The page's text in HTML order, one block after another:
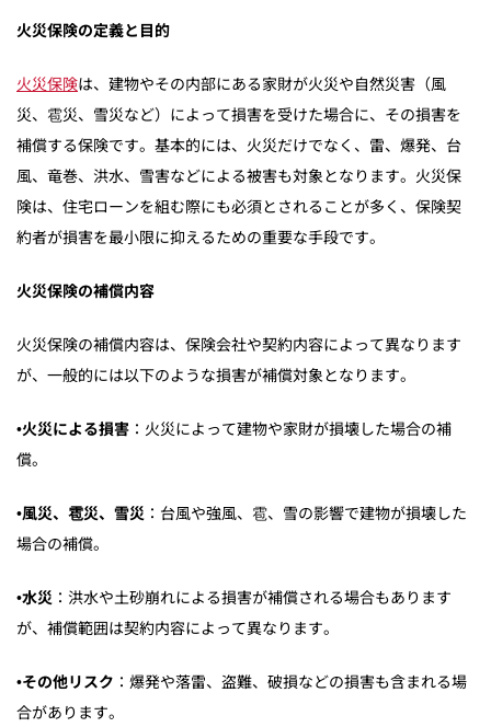
火災保険の定義と目的
火災保険は、建物やその内部にある家財が火災や自然災害（風
災、雹災、雪災など）によって損害を受けた場合に、その損害を
補償する保険です。基本的には、火災だけでなく、雷、爆発、台
風、竜巻、洪水、雪害などによる被害も対象となります。火災保
険は、住宅ローンを組む際にも必須とされることが多く、保険契
約者が損害を最小限に抑えるための重要な手段です。
火災保険の補償内容
火災保険の補償内容は、保険会社や契約内容によって異なります
が、一般的には以下のような損害が補償対象となります。
•火災による損害 ：火災によって建物や家財が損壊した場合の補
償。
•風災、雹災、雪災 ：台風や強風、雹、雪の影響で建物が損壊した
場合の補償。
•水災 ：洪水や土砂崩れによる損害が補償される場合もあります
が、補償範囲は契約内容によって異なります。
•その他リスク ：爆発や落雷、盗難、破損などの損害も含まれる場
合があります。